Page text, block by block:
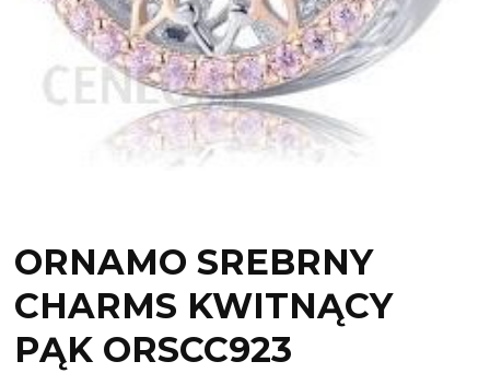
ORNAMO SREBRNY
CHARMS KWITNĄCY
PĄK ORSCC923